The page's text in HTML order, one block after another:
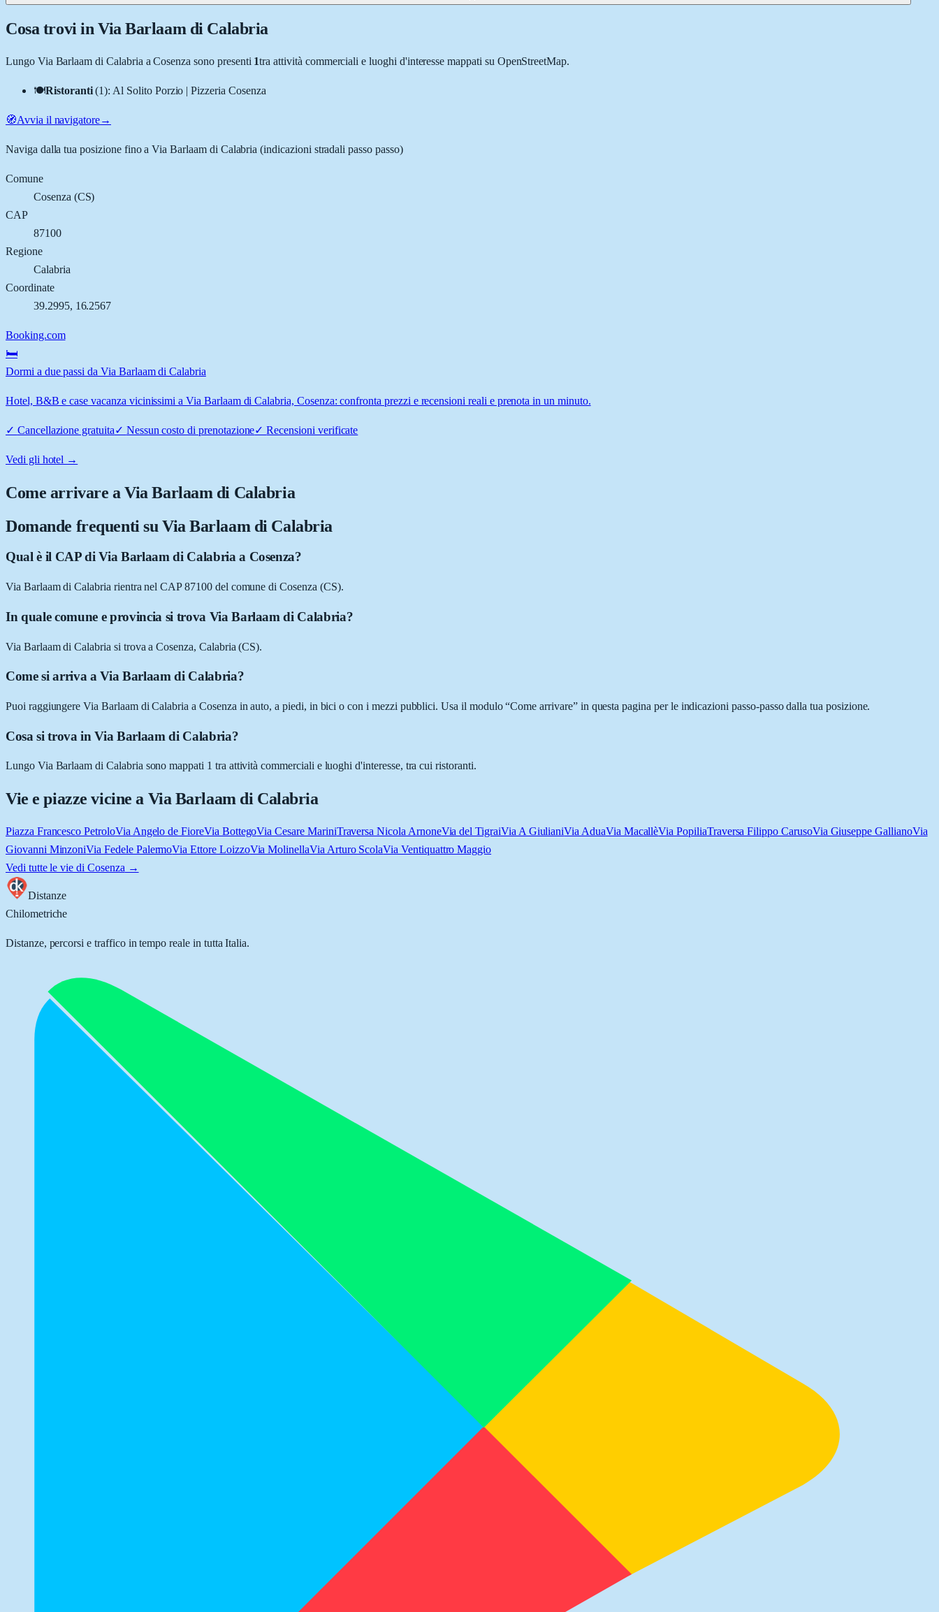
Cosa trovi in Via Barlaam di Calabria
Lungo Via Barlaam di Calabria aCosenza sono presenti 1tra attività commerciali e luoghi d'interesse mappati su OpenStreetMap.
🍽️Ristoranti (1): Al Solito Porzio | Pizzeria Cosenza
🧭Avvia il navigatore→
Naviga dalla tua posizione fino aVia Barlaam di Calabria (indicazioni stradali passo passo)
Comune
Cosenza (CS)
CAP
87100
Regione
Calabria
Coordinate
39.2995, 16.2567
Booking.com
🛏️
Dormi a due passi da Via Barlaam di Calabria
Hotel, B&B e case vacanza vicinissimi a Via Barlaam di Calabria, Cosenza: confronta prezzi e recensioni reali e prenota in un minuto.
✓ Cancellazione gratuita✓ Nessun costo di prenotazione✓Recensioni verificate
Vedi gli hotel →
Come arrivare aVia Barlaam di Calabria
Domande frequenti su Via Barlaam di Calabria
Qual è il CAP di Via Barlaam di Calabria a Cosenza?
Via Barlaam di Calabria rientra nel CAP 87100 del comune di Cosenza (CS).
In quale comune e provincia si trova Via Barlaam di Calabria?
Via Barlaam di Calabria si trova a Cosenza, Calabria (CS).
Come si arriva a Via Barlaam di Calabria?
Puoi raggiungere Via Barlaam di Calabria a Cosenza in auto, a piedi, in bici o con i mezzi pubblici. Usa il modulo “Come arrivare” in questa pagina per le indicazioni passo-passo dalla tua posizione.
Cosa si trova in Via Barlaam di Calabria?
Lungo Via Barlaam di Calabria sono mappati 1 tra attività commerciali e luoghi d'interesse, tra cui ristoranti.
Vie e piazze vicine a Via Barlaam di Calabria
Piazza Francesco PetroloVia Angelo de FioreVia BottegoVia Cesare MariniTraversa Nicola ArnoneVia del TigraiVia A GiulianiVia AduaVia MacallèVia PopiliaTraversa Filippo CarusoVia Giuseppe GallianoVia
Giovanni MinzoniVia Fedele PalermoVia Ettore LoizzoVia MolinellaVia Arturo ScolaVia Ventiquattro Maggio
Vedi tutte le vie di Cosenza →
Distanze
Chilometriche
Distanze, percorsi e traffico in tempo reale in tutta Italia.